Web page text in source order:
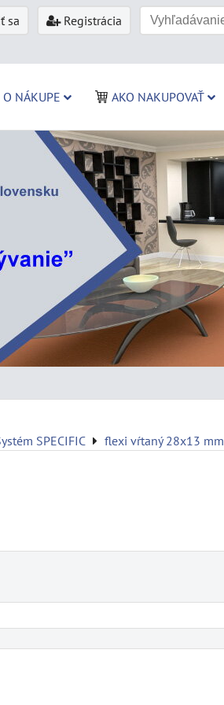
sa Registrácia
O NÁKUPE AKO NAKUPOVAŤ
SPECIFIC flexi vŕtaný 28x13 mm